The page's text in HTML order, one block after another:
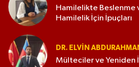
Hamilelikte Beslenme
Hamilelik İçin İpuçları
DR. ELVIN
Mülteciler ve Yeniden